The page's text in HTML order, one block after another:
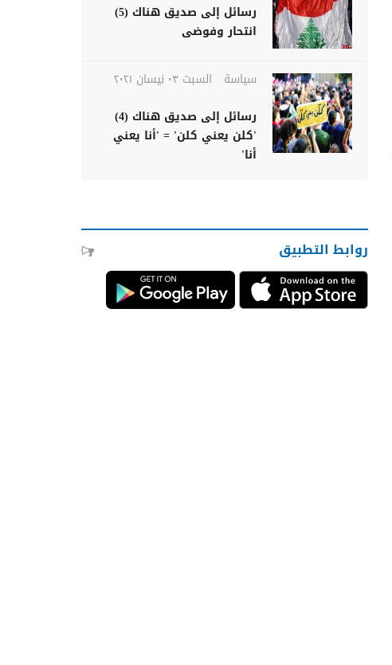
رسائل إلى صديق هناك (5)
انتحار وفوضى
سياسة
السبت ٠٣ نيسان ٢٠٢١
رسائل إلى صديق هناك (4)
'كلن يعني كلن' = 'أنا يعني
أنا'
روابط التطبيق